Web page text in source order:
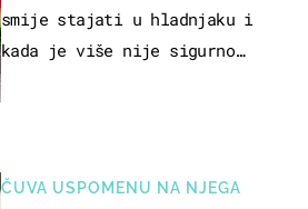
ČUVA USPOMENU NA NJEGA
smije stajati u hladnjaku i
kada je više nije sigurno